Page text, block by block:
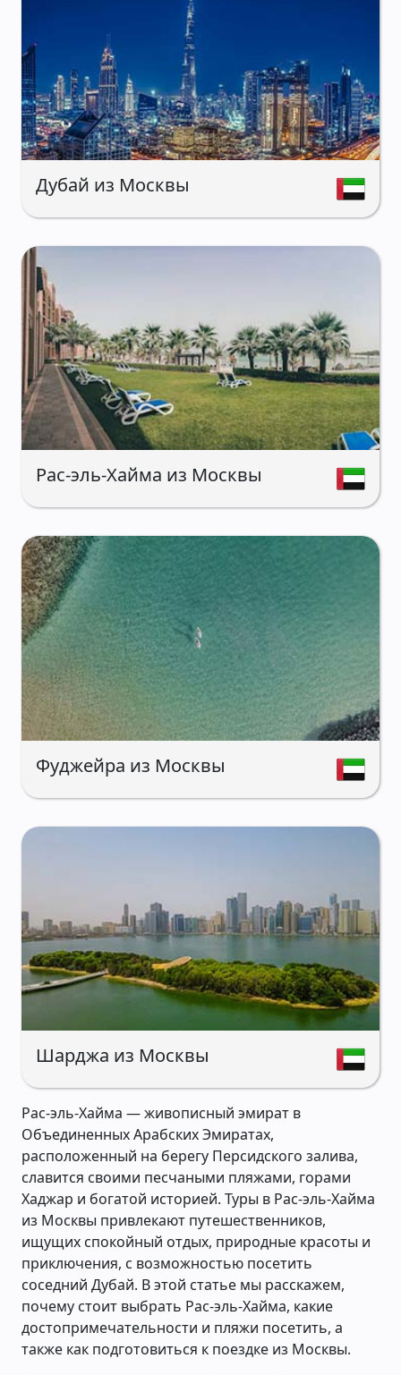
Дубай из Москвы
Рас-эль-Хайма из Москвы
Фуджейра из Москвы
Шарджа из Москвы
Рас-эль-Хайма — живописный эмират в
Объединенных Арабских Эмиратах,
расположенный на берегу Персидского залива,
славится своими песчаными пляжами, горами
Хаджар и богатой историей. Туры в Рас-эль-Хайма
из Москвы привлекают путешественников,
ищущих спокойный отдых, природные красоты и
приключения, с возможностью посетить
соседний Дубай. В этой статье мы расскажем,
почему стоит выбрать Рас-эль-Хайма, какие
достопримечательности и пляжи посетить, а
также как подготовиться к поездке из Москвы.